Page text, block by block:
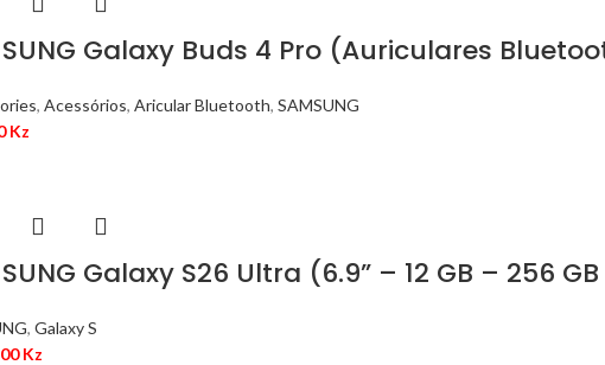
Galaxy Buds 4 Pro (Auriculares
, Acessórios, Aricular Bluetooth, SAMSUNG
Kz
Galaxy S26 Ultra (6.9” – 12 GB – 256
, Galaxy S
Kz